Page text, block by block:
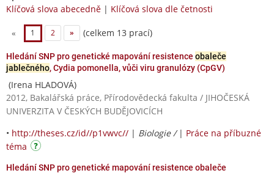
Klíčová slova abecedně | Klíčová slova dle četnosti
« 1 2 » (celkem 13 prací)
Hledání SNP pro genetické mapování resistence obaleče
jablečného, Cydia pomonella, vůči viru granulózy (CpGV)
(Irena HLADOVÁ)
2012, Bakalářská práce, Přírodovědecká fakulta / JIHOČESKÁ
UNIVERZITA V ČESKÝCH BUDĚJOVICÍCH
• http://theses.cz/id//p1vwvc// | Biologie / | Práce na příbuzné
téma
Hledání SNP pro genetické mapování resistence obaleče